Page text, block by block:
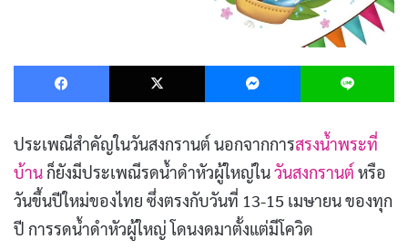
Facebook X Messenger
ประเพณีสำคัญในวันสงกรานต์ นอกจากการสรงน้ำพระที่
บ้านก็ยังมีประเพณีรดน้ำดำหัวผู้ใหญ่ในวันสงกรานต์ หรือ
วันขึ้นปีใหม่ของไทย ซึ่งตรงกับวันที่ 13-15 เมษายน ของทุก
ปี การรดน้ำดำหัวผู้ใหญ่ โดนงดมาตั้งแต่มีโควิด